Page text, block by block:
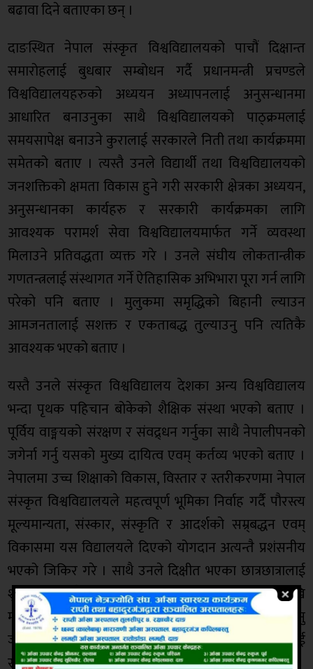
बढावा दिने बताएका छन् ।
दाङस्थित नेपाल संस्कृत विश्वविद्यालयको पाचौं दिक्षान्त
समारोहलाई बुधबार सम्बोधन गर्दै प्रधानमन्त्री प्रचण्डले
विश्वविद्यालयहरुको अध्ययन अध्यापनलाई अनुसन्धानमा
आधारित बनाउनुका साथै विश्वविद्यालयको पाठ्क्रमलाई
समयसापेक्ष बनाउने कुरालाई सरकारले निती तथा कार्यक्रममा
समेतको बताए । त्यस्तै उनले विद्यार्थी तथा विश्वविद्यालयको
जनशक्तिको क्षमता विकास हुने गरी सरकारी क्षेत्रका अध्ययन,
अनुसन्धानका कार्यहरु र सरकारी कार्यक्रमका लागि
आवश्यक परामर्श सेवा विश्वविद्यालयमार्फत गर्ने व्यवस्था
मिलाउने प्रतिवद्धता व्यक्त गरे । उनले संघीय लोकतान्त्रीक
गणतन्त्रलाई संस्थागत गर्ने ऐतिहासिक अभिभारा पूरा गर्न लागि
परेको पनि बताए । मुलुकमा समृद्धिको बिहानी ल्याउन
आमजनतालाई सशक्त र एकताबद्ध तुल्याउनु पनि त्यतिकै
आवश्यक भएको बताए ।
यस्तै उनले संस्कृत विश्वविद्यालय देशका अन्य विश्वविद्यालय
भन्दा पृथक पहिचान बोकेको शैक्षिक संस्था भएको बताए ।
पूर्विय वाङ्मयको संरक्षण र संवद्र्धन गर्नुका साथै नेपालीपनको
जगेर्ना गर्नु यसको मुख्य दायित्व एवम् कर्तव्य भएको बताए ।
नेपालमा उच्च शिक्षाको विकास, विस्तार र स्तरीकरणमा नेपाल
संस्कृत विश्वविद्यालयले महत्वपूर्ण भूमिका निर्वाह गर्दै पौरस्त्य
मूल्यमान्यता, संस्कार, संस्कृति र आदर्शको सम्र्बद्धन एवम्
विकासमा यस विद्यालयले दिएको योगदान अत्यन्तै प्रशंसनीय
भएको जिकिर गरे । साथै उनले दिक्षीत भएका छात्रछात्रालाई
शुभकामना दिदै राजनितिक आस्था एवम् दलगत अभ्यासदेखि
माथि उठेर शैक्षिक तथा प्राज्ञिकस्तर अभिवृद्धि गर्न समर्पित हुनु
जरुरी बताए । उनले यस विश्वविद्यालयका कार्ययोजनाहरुलाई
सघाउन सदैव तयार रहेको बताए ।